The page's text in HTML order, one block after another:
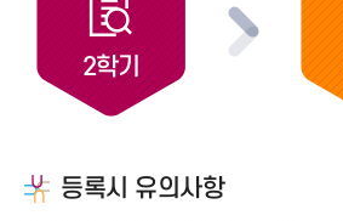
2학기
등록시 유의사항